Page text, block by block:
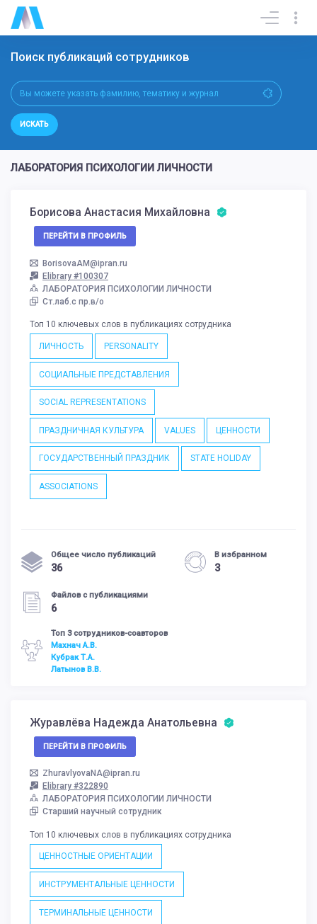
Поиск публикаций сотрудников
ИСКАТЬ
ЛАБОРАТОРИЯ ПСИХОЛОГИИ ЛИЧНОСТИ
Борисова Анастасия Михайловна
ПЕРЕЙТИ В ПРОФИЛЬ
BorisovaAM@ipran.ru
Elibrary #100307
ЛАБОРАТОРИЯ ПСИХОЛОГИИ ЛИЧНОСТИ
Ст.лаб.с пр.в/о
Топ 10 ключевых слов в публикациях сотрудника
ЛИЧНОСТЬ PERSONALITY
СОЦИАЛЬНЫЕ ПРЕДСТАВЛЕНИЯ
SOCIAL REPRESENTATIONS
ПРАЗДНИЧНАЯ КУЛЬТУРА VALUES ЦЕННОСТИ
ГОСУДАРСТВЕННЫЙ ПРАЗДНИК STATE HOLIDAY
ASSOCIATIONS
Общее число публикаций
36
В избранном
3
Файлов с публикациями
6
Топ 3 сотрудников-соавторов
Махнач А.В.
Кубрак Т.А.
Латынов В.В.
Журавлёва Надежда Анатольевна
ПЕРЕЙТИ В ПРОФИЛЬ
ZhuravlyovaNA@ipran.ru
Elibrary #322890
ЛАБОРАТОРИЯ ПСИХОЛОГИИ ЛИЧНОСТИ
Старший научный сотрудник
Топ 10 ключевых слов в публикациях сотрудника
ЦЕННОСТНЫЕ ОРИЕНТАЦИИ
ИНСТРУМЕНТАЛЬНЫЕ ЦЕННОСТИ
ТЕРМИНАЛЬНЫЕ ЦЕННОСТИ